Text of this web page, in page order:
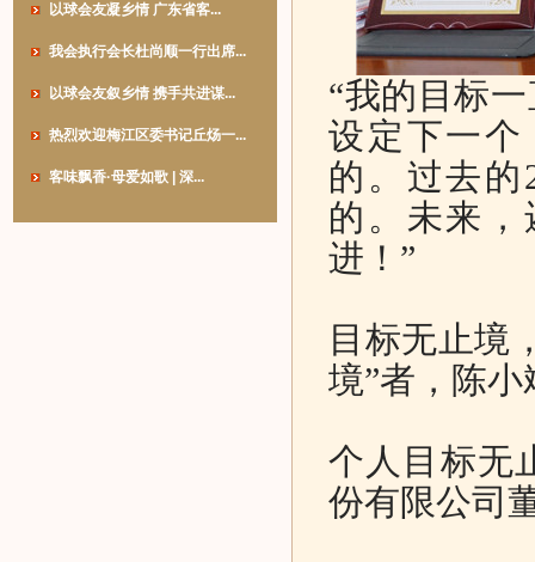
以球会友凝乡情 广东省客...
我会执行会长杜尚顺一行出席...
以球会友叙乡情 携手共进谋...
热烈欢迎梅江区委书记丘炀一...
客味飘香·母爱如歌 | 深...
“我的目标
设定下一
的。过去
的。未来
进！”
目标无止境
境”者，陈小
个人目标无
份有限公司